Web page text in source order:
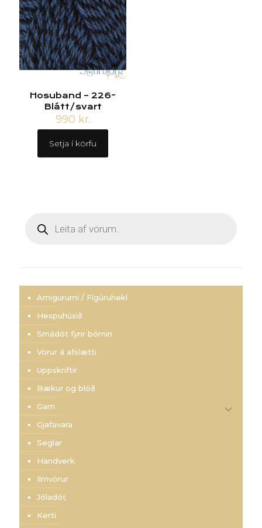
Hosuband – 226-
Blátt/svart
990 kr.
Setja í körfu
search
Amigurumi / Fígúruhekl
Hespuhúsið
Smádót fyrir börnin
Vörur á afslætti
Uppskriftir
Bækur og blöð
Garn
Gjafavara
Seglar
Handverk
Ilmvörur
Jóladót
Kerti